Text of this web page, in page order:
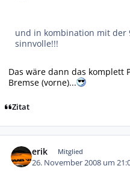
und in kombination mit der
sinnvolle!!!
Das wäre dann das komplett
Bremse (vorne)...
Zitat
erik Mitglied
26. November 2008 um